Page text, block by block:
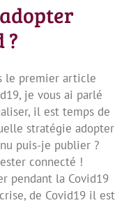
?
le premier article
je vous ai parlé
il est temps de
stratégie adopter
puis-je publier ?
connecté !
pendant la Covid19
de Covid19 il est